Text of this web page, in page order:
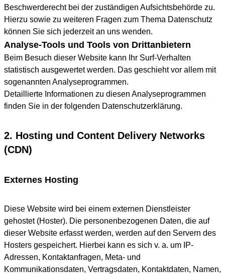
Beschwerderecht bei der zuständigen Aufsichtsbehörde zu.
Hierzu sowie zu weiteren Fragen zum Thema Datenschutz
können Sie sich jederzeit an uns wenden.
Analyse-Tools und Tools von Drittanbietern
Beim Besuch dieser Website kann Ihr Surf-Verhalten
statistisch ausgewertet werden. Das geschieht vor allem mit
sogenannten Analyseprogrammen.
Detaillierte Informationen zu diesen Analyseprogrammen
finden Sie in der folgenden Datenschutzerklärung.
2. Hosting und Content Delivery Networks
(CDN)
Externes Hosting
Diese Website wird bei einem externen Dienstleister
gehostet (Hoster). Die personenbezogenen Daten, die auf
dieser Website erfasst werden, werden auf den Servern des
Hosters gespeichert. Hierbei kann es sich v. a. um IP-
Adressen, Kontaktanfragen, Meta- und
Kommunikationsdaten, Vertragsdaten, Kontaktdaten, Namen,